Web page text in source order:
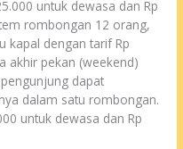
untuk dewasa dan Rp
rombongan 12 orang,
kapal dengan tarif Rp
akhir pekan (weekend)
dapat
dalam satu rombongan.
untuk dewasa dan Rp